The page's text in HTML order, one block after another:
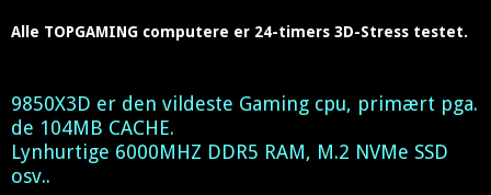
Alle TOPGAMING computere er 24-timers 3D-Stress testet.
9850X3D er den vildeste Gaming cpu, primært pga.
de 104MB CACHE.
Lynhurtige 6000MHZ DDR5 RAM, M.2 NVMe SSD
osv..